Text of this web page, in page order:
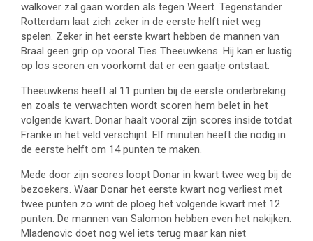
walkover zal gaan worden als tegen Weert. Tegenstander
Rotterdam laat zich zeker in de eerste helft niet weg
spelen. Zeker in het eerste kwart hebben de mannen van
Braal geen grip op vooral Ties Theeuwkens. Hij kan er lustig
op los scoren en voorkomt dat er een gaatje ontstaat.
Theeuwkens heeft al 11 punten bij de eerste onderbreking
en zoals te verwachten wordt scoren hem belet in het
volgende kwart. Donar haalt vooral zijn scores inside totdat
Franke in het veld verschijnt. Elf minuten heeft die nodig in
de eerste helft om 14 punten te maken.
Mede door zijn scores loopt Donar in kwart twee weg bij de
bezoekers. Waar Donar het eerste kwart nog verliest met
twee punten zo wint de ploeg het volgende kwart met 12
punten. De mannen van Salomon hebben even het nakijken.
Mladenovic doet nog wel iets terug maar kan niet